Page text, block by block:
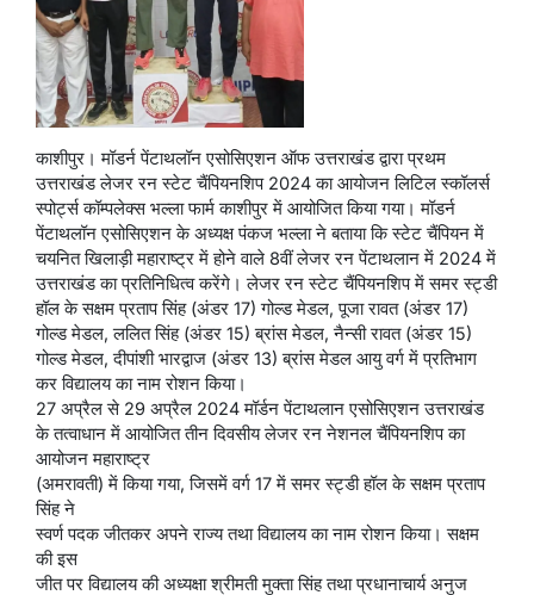
काशीपुर। मॉडर्न पेंटाथलॉन एसोसिएशन ऑफ उत्तराखंड द्वारा प्रथम
उत्तराखंड लेजर रन स्टेट चैंपियनशिप 2024 का आयोजन लिटिल स्कॉलर्स
स्पोर्ट्स कॉम्पलेक्स भल्ला फार्म काशीपुर में आयोजित किया गया। मॉडर्न
पेंटाथलॉन एसोसिएशन के अध्यक्ष पंकज भल्ला ने बताया कि स्टेट चैंपियन में
चयनित खिलाड़ी महाराष्ट्र में होने वाले 8वीं लेजर रन पेंटाथलान में 2024 में
उत्तराखंड का प्रतिनिधित्व करेंगे। लेजर रन स्टेट चैंपियनशिप में समर स्ट्डी
हॉल के सक्षम प्रताप सिंह (अंडर 17) गोल्ड मेडल, पूजा रावत (अंडर 17)
गोल्ड मेडल, ललित सिंह (अंडर 15) ब्रांस मेडल, नैन्सी रावत (अंडर 15)
गोल्ड मेडल, दीपांशी भारद्वाज (अंडर 13) ब्रांस मेडल आयु वर्ग में प्रतिभाग
कर विद्यालय का नाम रोशन किया।
27 अप्रैल से 29 अप्रैल 2024 मॉर्डन पेंटाथलान एसोसिएशन उत्तराखंड
के तत्वाधान में आयोजित तीन दिवसीय लेजर रन नेशनल चैंपियनशिप का
आयोजन महाराष्ट्र
(अमरावती) में किया गया, जिसमें वर्ग 17 में समर स्ट्डी हॉल के सक्षम प्रताप
सिंह ने
स्वर्ण पदक जीतकर अपने राज्य तथा विद्यालय का नाम रोशन किया। सक्षम
की इस
जीत पर वि‌द्यालय की अध्यक्षा श्रीमती मुक्ता सिंह तथा प्रधानाचार्य अनुज